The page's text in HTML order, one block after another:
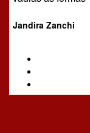
Jandira Zanchi